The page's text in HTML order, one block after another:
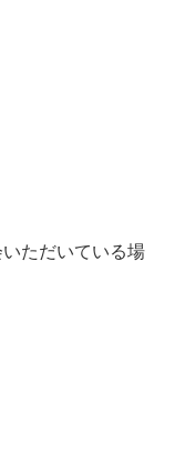
ただいている場